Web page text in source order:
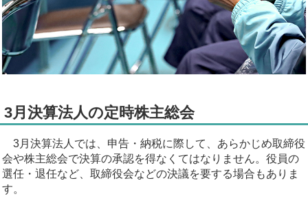
3月決算法人の定時株主総会
3月決算法人では、申告・納税に際して、あらかじめ取締役
会や株主総会で決算の承認を得なくてはなりません。役員の
選任・退任など、取締役会などの決議を要する場合もありま
す。